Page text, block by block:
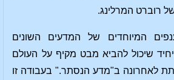
רוברט המרלינג.
המיוחדים של המדעים השונים
שיכול להביא מבט מקיף על העולם
לתת לאחרונה ב"מדע הנסתר." בעבודה זו